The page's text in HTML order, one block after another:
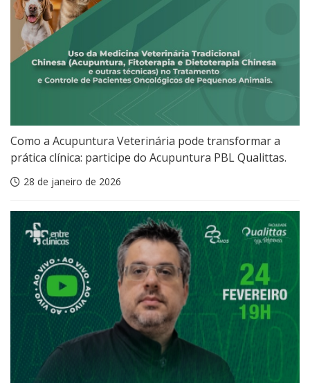
Como a Acupuntura Veterinária pode transformar a
prática clínica: participe do Acupuntura PBL Qualittas.
28 de janeiro de 2026